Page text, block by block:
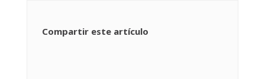
Compartir este artículo